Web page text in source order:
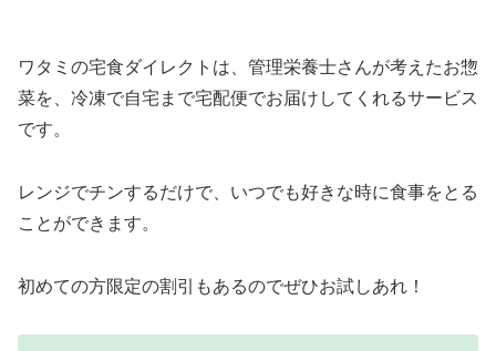
ワタミの宅食ダイレクトは、管理栄養士さんが考えたお惣
菜を、冷凍で自宅まで宅配便でお届けしてくれるサービス
です。
レンジでチンするだけで、いつでも好きな時に食事をとる
ことができます。
初めての方限定の割引もあるのでぜひお試しあれ！